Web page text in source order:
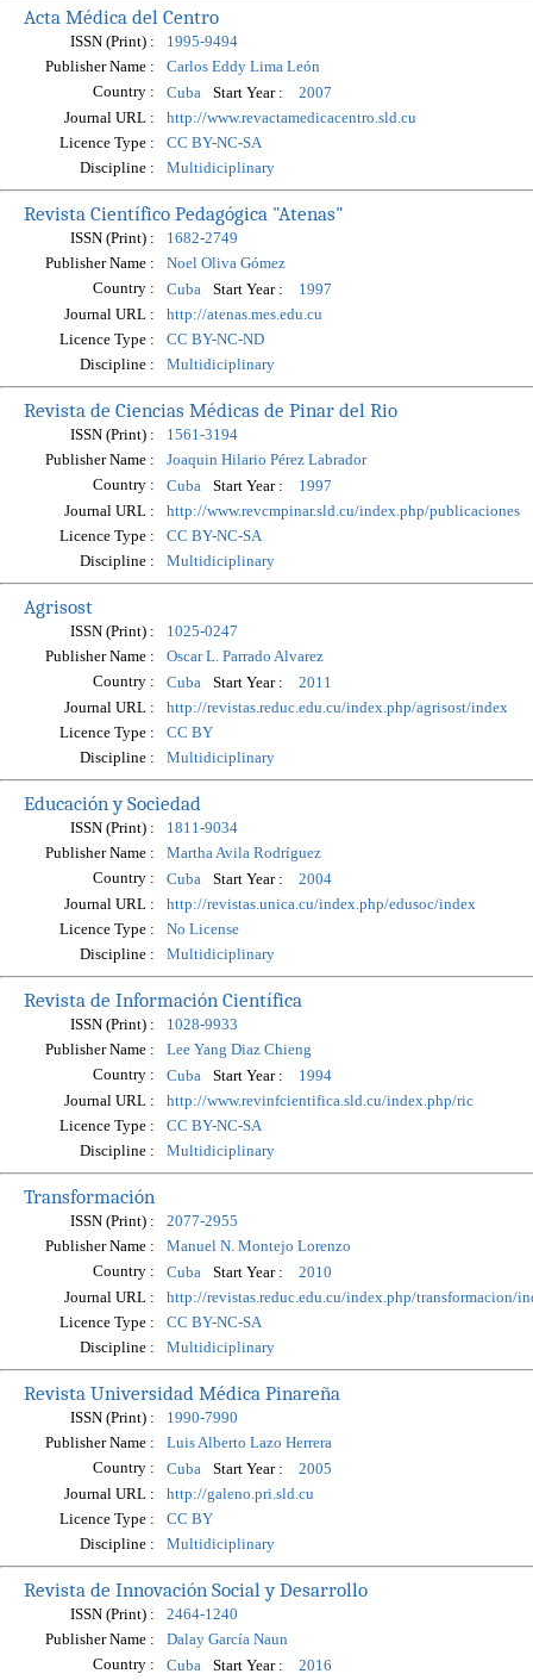
Acta Médica del Centro
ISSN (Print) :
1995-9494
Publisher Name :
Carlos Eddy Lima León
Country :
Cuba Start Year :
2007
Journal URL :
http://www.revactamedicacentro.sld.cu
Licence Type :
CC BY-NC-SA
Discipline :
Multidiciplinary
Revista Científico Pedagógica "Atenas"
ISSN (Print) :
1682-2749
Publisher Name :
Noel Oliva Gómez
Country :
Cuba Start Year :
1997
Journal URL :
http://atenas.mes.edu.cu
Licence Type :
CC BY-NC-ND
Discipline :
Multidiciplinary
Revista de Ciencias Médicas de Pinar del Rio
ISSN (Print) :
1561-3194
Publisher Name :
Joaquin Hilario Pérez Labrador
Country :
Cuba Start Year :
1997
Journal URL :
http://www.revcmpinar.sld.cu/index.php/publicaciones
Licence Type :
CC BY-NC-SA
Discipline :
Multidiciplinary
Agrisost
ISSN (Print) :
1025-0247
Publisher Name :
Oscar L. Parrado Alvarez
Country :
Cuba Start Year :
2011
Journal URL :
http://revistas.reduc.edu.cu/index.php/agrisost/index
Licence Type :
CC BY
Discipline :
Multidiciplinary
Educación y Sociedad
ISSN (Print) :
1811-9034
Publisher Name :
Martha Avila Rodríguez
Country :
Cuba Start Year :
2004
Journal URL :
http://revistas.unica.cu/index.php/edusoc/index
Licence Type :
No License
Discipline :
Multidiciplinary
Revista de Información Científica
ISSN (Print) :
1028-9933
Publisher Name :
Lee Yang Diaz Chieng
Country :
Cuba Start Year :
1994
Journal URL :
http://www.revinfcientifica.sld.cu/index.php/ric
Licence Type :
CC BY-NC-SA
Discipline :
Multidiciplinary
Transformación
ISSN (Print) :
2077-2955
Publisher Name :
Manuel N. Montejo Lorenzo
Country :
Cuba Start Year :
2010
Journal URL :
http://revistas.reduc.edu.cu/index.php/transformacion/
Licence Type :
CC BY-NC-SA
Discipline :
Multidiciplinary
Revista Universidad Médica Pinareña
ISSN (Print) :
1990-7990
Publisher Name :
Luis Alberto Lazo Herrera
Country :
Cuba Start Year :
2005
Journal URL :
http://galeno.pri.sld.cu
Licence Type :
CC BY
Discipline :
Multidiciplinary
Revista de Innovación Social y Desarrollo
ISSN (Print) :
2464-1240
Publisher Name :
Dalay García Naun
Country :
Cuba Start Year :
2016